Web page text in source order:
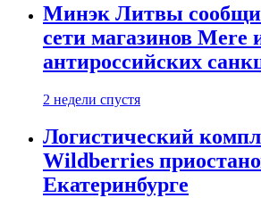
Минэк Литвы
сети магазинов Mere
антироссийских
2 недели спустя
Логистический
Wildberries
Екатеринбурге